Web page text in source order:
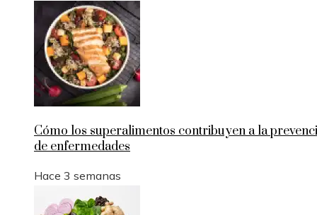
Cómo los superalimentos contribuyen a la
de enfermedades
Hace 3 semanas